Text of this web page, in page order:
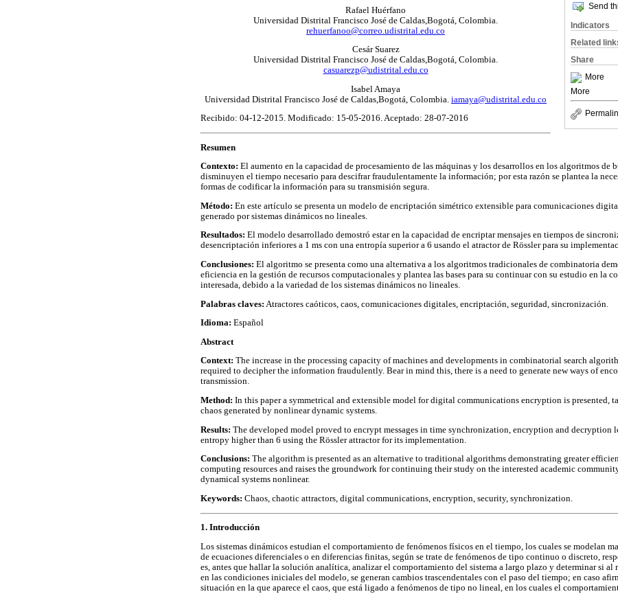
Send
Indicators
Related
Share
More
More
Rafael Huérfano
Universidad Distrital Francisco José de Caldas,Bogotá, Colombia.
rehuerfanoo@correo.udistrital.edu.co
Cesár Suarez
Universidad Distrital Francisco José de Caldas,Bogotá, Colombia.
casuarezp@udistrital.edu.co
Isabel Amaya
Universidad Distrital Francisco José de Caldas,Bogotá, Colombia. iamaya@udistrital.edu.co
Recibido: 04-12-2015. Modificado: 15-05-2016. Aceptado: 28-07-2016
Resumen
Contexto: El aumento en la capacidad de procesamiento de las máquinas y los desarrollos en los algoritmos de
disminuyen el tiempo necesario para descifrar fraudulentamente la información; por esta razón se plantea la
formas de codificar la información para su transmisión segura.
Método: En este artículo se presenta un modelo de encriptación simétrico extensible para comunicaciones
generado por sistemas dinámicos no lineales.
Resultados: El modelo desarrollado demostró estar en la capacidad de encriptar mensajes en tiempos de
desencriptación inferiores a 1 ms con una entropía superior a 6 usando el atractor de Rössler para su
Conclusiones: El algoritmo se presenta como una alternativa a los algoritmos tradicionales de combinatoria
eficiencia en la gestión de recursos computacionales y plantea las bases para su continuar con su estudio en la
interesada, debido a la variedad de los sistemas dinámicos no lineales.
Palabras claves: Atractores caóticos, caos, comunicaciones digitales, encriptación, seguridad, sincronización.
Idioma: Español
Abstract
Context: The increase in the processing capacity of machines and developments in combinatorial search
required to decipher the information fraudulently. Bear in mind this, there is a need to generate new ways of
transmission.
Method: In this paper a symmetrical and extensible model for digital communications encryption is presented,
chaos generated by nonlinear dynamic systems.
Results: The developed model proved to encrypt messages in time synchronization, encryption and decryption
entropy higher than 6 using the Rössler attractor for its implementation.
Conclusions: The algorithm is presented as an alternative to traditional algorithms demonstrating greater
computing resources and raises the groundwork for continuing their study on the interested academic
dynamical systems nonlinear.
Keywords: Chaos, chaotic attractors, digital communications, encryption, security, synchronization.
1. Introducción
Los sistemas dinámicos estudian el comportamiento de fenómenos físicos en el tiempo, los cuales se modelan
de ecuaciones diferenciales o en diferencias finitas, según se trate de fenómenos de tipo continuo o discreto,
es, antes que hallar la solución analítica, analizar el comportamiento del sistema a largo plazo y determinar si al
en las condiciones iniciales del modelo, se generan cambios trascendentales con el paso del tiempo; en caso
situación en la que aparece el caos, que está ligado a fenómenos de tipo no lineal, en los cuales el